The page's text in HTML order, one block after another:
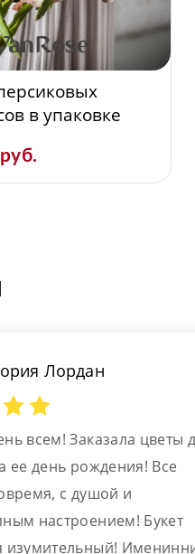
в упаковке
Лордан
всем! Заказала цветы
ее день рождения! Все
с душой и
настроением! Букет
изумительный!